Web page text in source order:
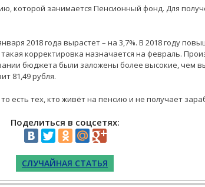
которой занимается Пенсионный фонд. Для
2018 года вырастет – на 3,7%. В 2018 году
корректировка назначается на февраль.
бюджета были заложены более высокие, чем
81,49 рубля.
есть тех, кто живёт на пенсию и не получает
Поделиться в соцсетях:
СЛУЧАЙНАЯ СТАТЬЯ